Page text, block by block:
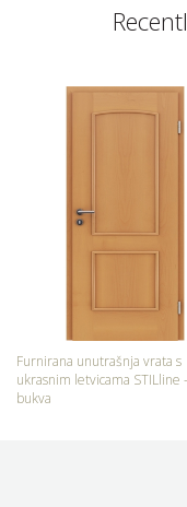
Furnirana unutrašnja vrata s
ukrasnim letvicama STILline
bukva